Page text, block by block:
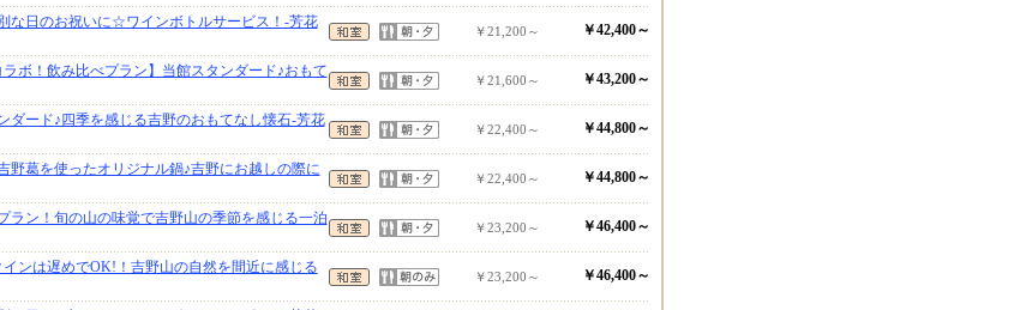
な日のお祝いに☆ワインボトルサービス！-芳花
￥21,200～ ￥42,400～
ラボ！飲み比べプラン】当館スタンダード♪おもて
￥21,600～ ￥43,200～
ダード♪四季を感じる吉野のおもてなし懐石-芳花
￥22,400～ ￥44,800～
野葛を使ったオリジナル鍋♪吉野にお越しの際に
￥22,400～ ￥44,800～
ラン！旬の山の味覚で吉野山の季節を感じる一泊
￥23,200～ ￥46,400～
インは遅めでOK!！吉野山の自然を間近に感じる
￥23,200～ ￥46,400～